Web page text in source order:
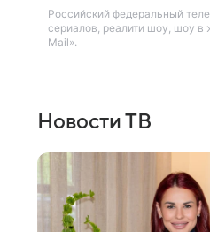
Российский федеральный
сериалов, реалити шоу, шоу в
Mail».
Новости ТВ